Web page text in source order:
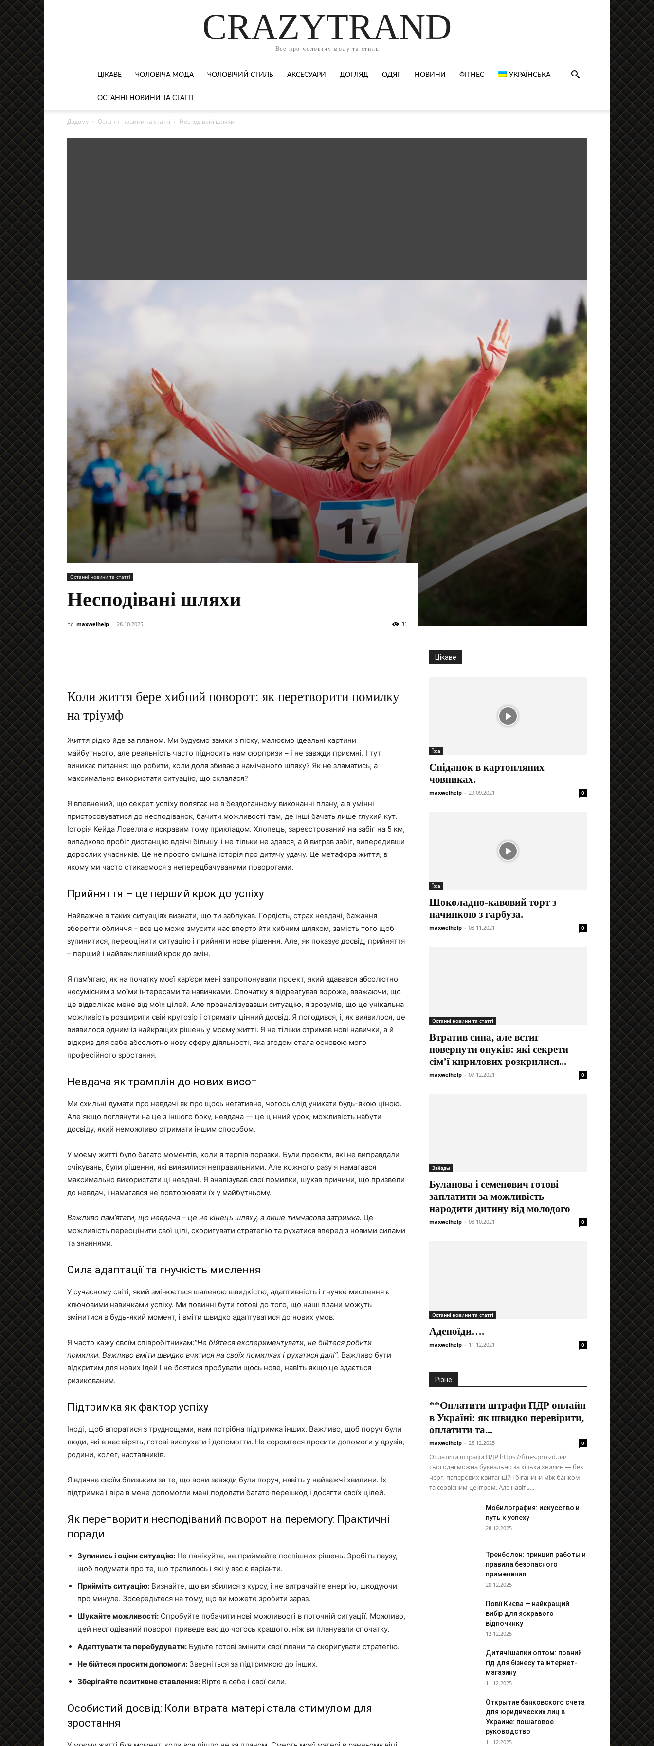
CRAZYTRAND
Все про чоловічу моду та стиль
ЦІКАВЕ ЧОЛОВІЧА МОДА ЧОЛОВІЧИЙ СТИЛЬ АКСЕСУАРИ ДОГЛЯД ОДЯГ НОВИНИ ФІТНЕС УКРАЇНСЬКА
ОСТАННІ НОВИНИ ТА СТАТТІ
Додому Останні новини та статті Несподівані шляхи
Останні новини та статті
Несподівані шляхи
по maxwelhelp - 28.10.2025 31
Коли життя бере хибний поворот: як перетворити помилку
на тріумф
Життя рідко йде за планом. Ми будуємо замки з піску, малюємо ідеальні картини
майбутнього, але реальність часто підносить нам сюрпризи – і не завжди приємні. І тут
виникає питання: що робити, коли доля збиває з наміченого шляху? Як не зламатись, а
максимально використати ситуацію, що склалася?
Я впевнений, що секрет успіху полягає не в бездоганному виконанні плану, а в умінні
пристосовуватися до несподіванок, бачити можливості там, де інші бачать лише глухий кут.
Історія Кейда Ловелла є яскравим тому прикладом. Хлопець, зареєстрований на забіг на 5 км,
випадково пробіг дистанцію вдвічі більшу, і не тільки не здався, а й виграв забіг, випередивши
дорослих учасників. Це не просто смішна історія про дитячу удачу. Це метафора життя, в
якому ми часто стикаємося з непередбачуваними поворотами.
Прийняття – це перший крок до успіху
Найважче в таких ситуаціях визнати, що ти заблукав. Гордість, страх невдачі, бажання
зберегти обличчя – все це може змусити нас вперто йти хибним шляхом, замість того щоб
зупинитися, переоцінити ситуацію і прийняти нове рішення. Але, як показує досвід, прийняття
– перший і найважливіший крок до змін.
Я пам’ятаю, як на початку моєї кар’єри мені запропонували проект, який здавався абсолютно
несумісним з моїми інтересами та навичками. Спочатку я відреагував вороже, вважаючи, що
це відволікає мене від моїх цілей. Але проаналізувавши ситуацію, я зрозумів, що це унікальна
можливість розширити свій кругозір і отримати цінний досвід. Я погодився, і, як виявилося, це
виявилося одним із найкращих рішень у моєму житті. Я не тільки отримав нові навички, а й
відкрив для себе абсолютно нову сферу діяльності, яка згодом стала основою мого
професійного зростання.
Невдача як трамплін до нових висот
Ми схильні думати про невдачі як про щось негативне, чогось слід уникати будь-якою ціною.
Але якщо поглянути на це з іншого боку, невдача — це цінний урок, можливість набути
досвіду, який неможливо отримати іншим способом.
У моєму житті було багато моментів, коли я терпів поразки. Були проекти, які не виправдали
очікувань, були рішення, які виявилися неправильними. Але кожного разу я намагався
максимально використати ці невдачі. Я аналізував свої помилки, шукав причини, що призвели
до невдач, і намагався не повторювати їх у майбутньому.
Важливо пам’ятати, що невдача – це не кінець шляху, а лише тимчасова затримка. Це
можливість переоцінити свої цілі, скоригувати стратегію та рухатися вперед з новими силами
та знаннями.
Сила адаптації та гнучкість мислення
У сучасному світі, який змінюється шаленою швидкістю, адаптивність і гнучке мислення є
ключовими навичками успіху. Ми повинні бути готові до того, що наші плани можуть
змінитися в будь-який момент, і вміти швидко адаптуватися до нових умов.
Я часто кажу своїм співробітникам:“Не бійтеся експериментувати, не бійтеся робити
помилки. Важливо вміти швидко вчитися на своїх помилках і рухатися далі”. Важливо бути
відкритим для нових ідей і не боятися пробувати щось нове, навіть якщо це здається
ризикованим.
Підтримка як фактор успіху
Іноді, щоб впоратися з труднощами, нам потрібна підтримка інших. Важливо, щоб поруч були
люди, які в нас вірять, готові вислухати і допомогти. Не соромтеся просити допомоги у друзів,
родини, колег, наставників.
Я вдячна своїм близьким за те, що вони завжди були поруч, навіть у найважчі хвилини. Їх
підтримка і віра в мене допомогли мені подолати багато перешкод і досягти своїх цілей.
Як перетворити несподіваний поворот на перемогу: Практичні
поради
Зупинись і оціни ситуацію: Не панікуйте, не приймайте поспішних рішень. Зробіть паузу,
щоб подумати про те, що трапилось і які у вас є варіанти.
Прийміть ситуацію: Визнайте, що ви збилися з курсу, і не витрачайте енергію, шкодуючи
про минуле. Зосередьтеся на тому, що ви можете зробити зараз.
Шукайте можливості: Спробуйте побачити нові можливості в поточній ситуації. Можливо,
цей несподіваний поворот приведе вас до чогось кращого, ніж ви планували спочатку.
Адаптувати та перебудувати: Будьте готові змінити свої плани та скоригувати стратегію.
Не бійтеся просити допомоги: Зверніться за підтримкою до інших.
Зберігайте позитивне ставлення: Вірте в себе і свої сили.
Особистий досвід: Коли втрата матері стала стимулом для
зростання
Цікаве
Їжа
Сніданок в картопляних
човниках.
maxwelhelp - 29.09.2021 0
Їжа
Шоколадно-кавовий торт з
начинкою з гарбуза.
maxwelhelp - 08.11.2021 0
Останні новини та статті
Втратив сина, але встиг
повернути онуків: які секрети
сім’ї кирилових розкрилися...
maxwelhelp - 07.12.2021 0
Звёзды
Буланова і семенович готові
заплатити за можливість
народити дитину від молодого
maxwelhelp - 08.10.2021 0
Останні новини та статті
Аденоїди….
maxwelhelp - 11.12.2021 0
Різне
**Оплатити штрафи ПДР онлайн
в Україні: як швидко перевірити,
оплатити та...
maxwelhelp - 28.12.2025 0
Оплатити штрафи ПДР https://fines.proizd.ua/
сьогодні можна буквально за кілька хвилин — без
черг, паперових квитанцій і біганини між банком
та сервісним центром. Але навіть...
Мобилография: искусство и
путь к успеху
28.12.2025
Тренболон: принцип работы и
правила безопасного
применения
28.12.2025
Повії Києва — найкращий
вибір для яскравого
відпочинку
12.12.2025
Дитячі шапки оптом: повний
гід для бізнесу та інтернет-
магазину
11.12.2025
Открытие банковского счета
для юридических лиц в
Украине: пошаговое
руководство
11.12.2025